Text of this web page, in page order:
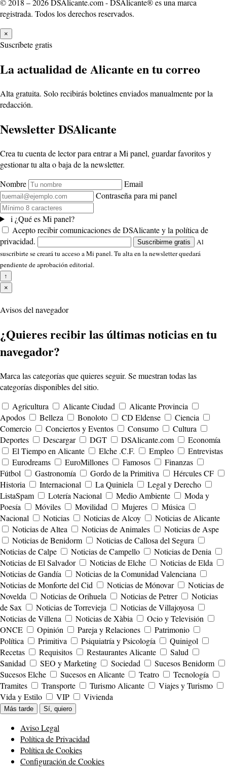
© 2018 – 2026 DSAlicante.com - DSAlicante® es una marca
registrada. Todos los derechos reservados.
×
Suscríbete gratis
La actualidad de Alicante en tu correo
Alta gratuita. Solo recibirás boletines enviados manualmente por la
redacción.
Newsletter DSAlicante
Crea tu cuenta de lector para entrar a Mi panel, guardar favoritos y
gestionar tu alta o baja de la newsletter.
Nombre
Email
Contraseña para mi panel
i ¿Qué es Mi panel?
Acepto recibir comunicaciones de DSAlicante y la política de
privacidad.
Suscribirme gratis
Al
suscribirte se creará tu acceso a Mi panel. Tu alta en la newsletter quedará
pendiente de aprobación editorial.
↑
×
Avisos del navegador
¿Quieres recibir las últimas noticias en tu
navegador?
Marca las categorías que quieres seguir. Se muestran todas las
categorías disponibles del sitio.
Agricultura
Alicante Ciudad
Alicante Provincia
Apodos
Belleza Bonoloto CD Eldense
Ciencia
Comercio
Conciertos y Eventos Consumo
Cultura
Deportes
Descargar DGT DSAlicante.com
Economía
El Tiempo en Alicante
Elche .C.F. Empleo
Entrevistas
Eurodreams
EuroMillones Famosos
Finanzas
Fútbol
Gastronomía Gordo de la Primitiva
Hércules CF
Historia
Internacional La Quiniela
Legal y Derecho
ListaSpam
Lotería Nacional Medio Ambiente
Moda y
Poesía
Móviles Movilidad Mujeres
Música
Nacional
Noticias Noticias de Alcoy
Noticias de Alicante
Noticias de Altea
Noticias de Animales
Noticias de Aspe
Noticias de Benidorm
Noticias de Callosa del Segura
Noticias de Calpe
Noticias de Campello
Noticias de Denia
Noticias de El Salvador
Noticias de Elche
Noticias de Elda
Noticias de Gandía
Noticias de la Comunidad Valenciana
Noticias de Monforte del Cid
Noticias de Mónovar
Noticias de
Novelda
Noticias de Orihuela Noticias de Petrer
Noticias
de Sax
Noticias de Torrevieja
Noticias de Villajoyosa
Noticias de Villena
Noticias de Xàbia
Ocio y Televisión
ONCE
Opinión Pareja y Relaciones
Patrimonio
Política
Primitiva Psiquiatría y Psicología
Quinigol
Recetas
Requisitos Restaurantes Alicante
Salud
Sanidad
SEO y Marketing Sociedad
Sucesos Benidorm
Sucesos Elche
Sucesos en Alicante Teatro
Tecnología
Tramites
Transporte Turismo Alicante
Viajes y Turismo
Vida y Estilo
VIP Vivienda
Más tarde Sí, quiero
Aviso Legal
Política de Privacidad
Política de Cookies
Configuración de Cookies